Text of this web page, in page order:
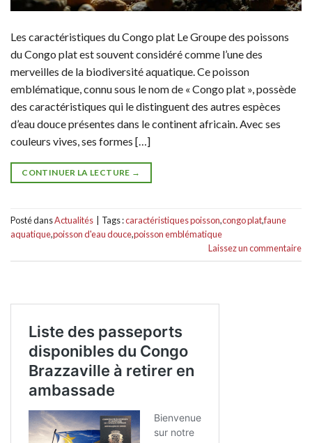
Les caractéristiques du Congo plat Le Groupe des poissons
du Congo plat est souvent considéré comme l’une des
merveilles de la biodiversité aquatique. Ce poisson
emblématique, connu sous le nom de « Congo plat », possède
des caractéristiques qui le distinguent des autres espèces
d’eau douce présentes dans le continent africain. Avec ses
couleurs vives, ses formes […]
CONTINUER LA LECTURE →
Posté dansActualités Tags :caractéristiques poisson,congo plat,faune
aquatique,poisson d'eau douce,poisson emblématique
Laissez un commentaire